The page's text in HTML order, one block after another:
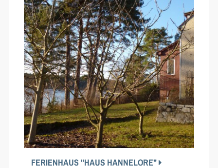
FERIENHAUS "HAUS HANNELORE"